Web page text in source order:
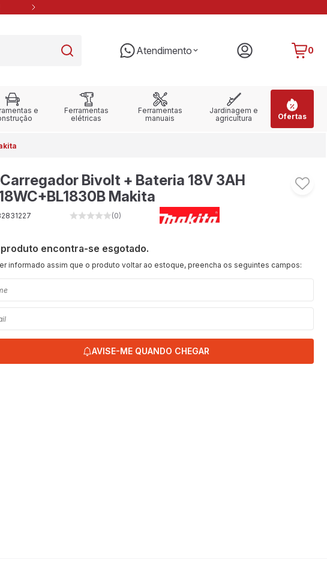
Atendimento 0
e
Ferramentas
elétricas
Ferramentas
manuais
Jardinagem e
agricultura
Ofertas
Bivolt + Bateria 18V 3AH
Makita
(0)
produto encontra-se esgotado.
informado assim que o produto voltar ao estoque, preencha os seguintes campos:
AVISE-ME QUANDO CHEGAR